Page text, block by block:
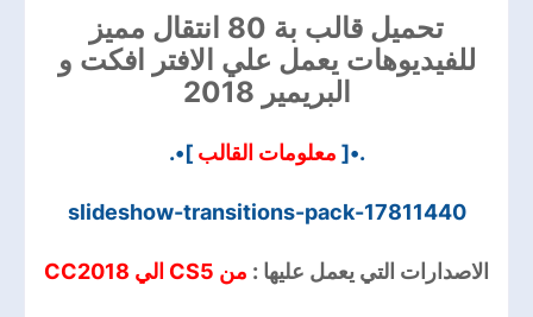
تحميل قالب بة 80 انتقال مميز
للفيديوهات يعمل علي الافتر افكت و
البريمير 2018
.•[ معلومات القالب ]•.
slideshow-transitions-pack-17811440
الاصدارات التي يعمل عليها : من CS5 الي CC2018